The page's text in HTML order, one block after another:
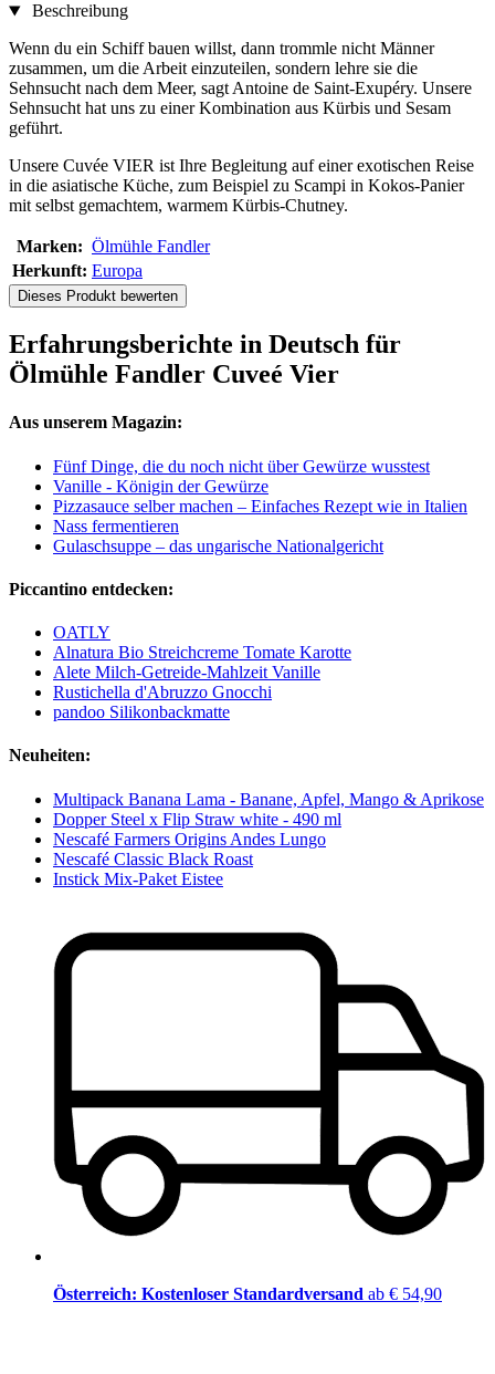
Beschreibung
Wenn du ein Schiff bauen willst, dann trommle nicht Männer
zusammen, um die Arbeit einzuteilen, sondern lehre sie die
Sehnsucht nach dem Meer, sagt Antoine de Saint-Exupéry. Unsere
Sehnsucht hat uns zu einer Kombination aus Kürbis und Sesam
geführt.
Unsere Cuvée VIER ist Ihre Begleitung auf einer exotischen Reise
in die asiatische Küche, zum Beispiel zu Scampi in Kokos-Panier
mit selbst gemachtem, warmem Kürbis-Chutney.
Marken: Ölmühle Fandler
Herkunft: Europa
Dieses Produkt bewerten
Erfahrungsberichte in Deutsch für
Ölmühle Fandler Cuveé Vier
Aus unserem Magazin:
Fünf Dinge, die du noch nicht über Gewürze wusstest
Vanille - Königin der Gewürze
Pizzasauce selber machen – Einfaches Rezept wie in Italien
Nass fermentieren
Gulaschsuppe – das ungarische Nationalgericht
Piccantino entdecken:
OATLY
Alnatura Bio Streichcreme Tomate Karotte
Alete Milch-Getreide-Mahlzeit Vanille
Rustichella d'Abruzzo Gnocchi
pandoo Silikonbackmatte
Neuheiten:
Multipack Banana Lama - Banane, Apfel, Mango & Aprikose
Dopper Steel x Flip Straw white - 490 ml
Nescafé Farmers Origins Andes Lungo
Nescafé Classic Black Roast
Instick Mix-Paket Eistee
Österreich: Kostenloser Standardversand ab € 54,90